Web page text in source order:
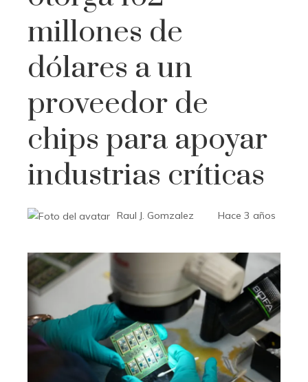
millones de
dólares a un
proveedor de
chips para apoyar
industrias críticas
Raul J. Gomzalez Hace 3 años